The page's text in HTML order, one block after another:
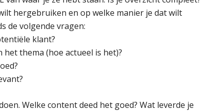
hergebruiken en op welke manier je dat wilt
de volgende vragen:
klant?
het thema (hoe actueel is het)?
Welke content deed het goed? Wat leverde je